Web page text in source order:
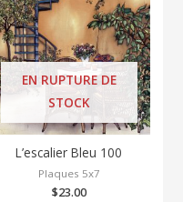
EN RUPTURE DE
STOCK
L’escalier Bleu 100
Plaques 5x7
$23.00